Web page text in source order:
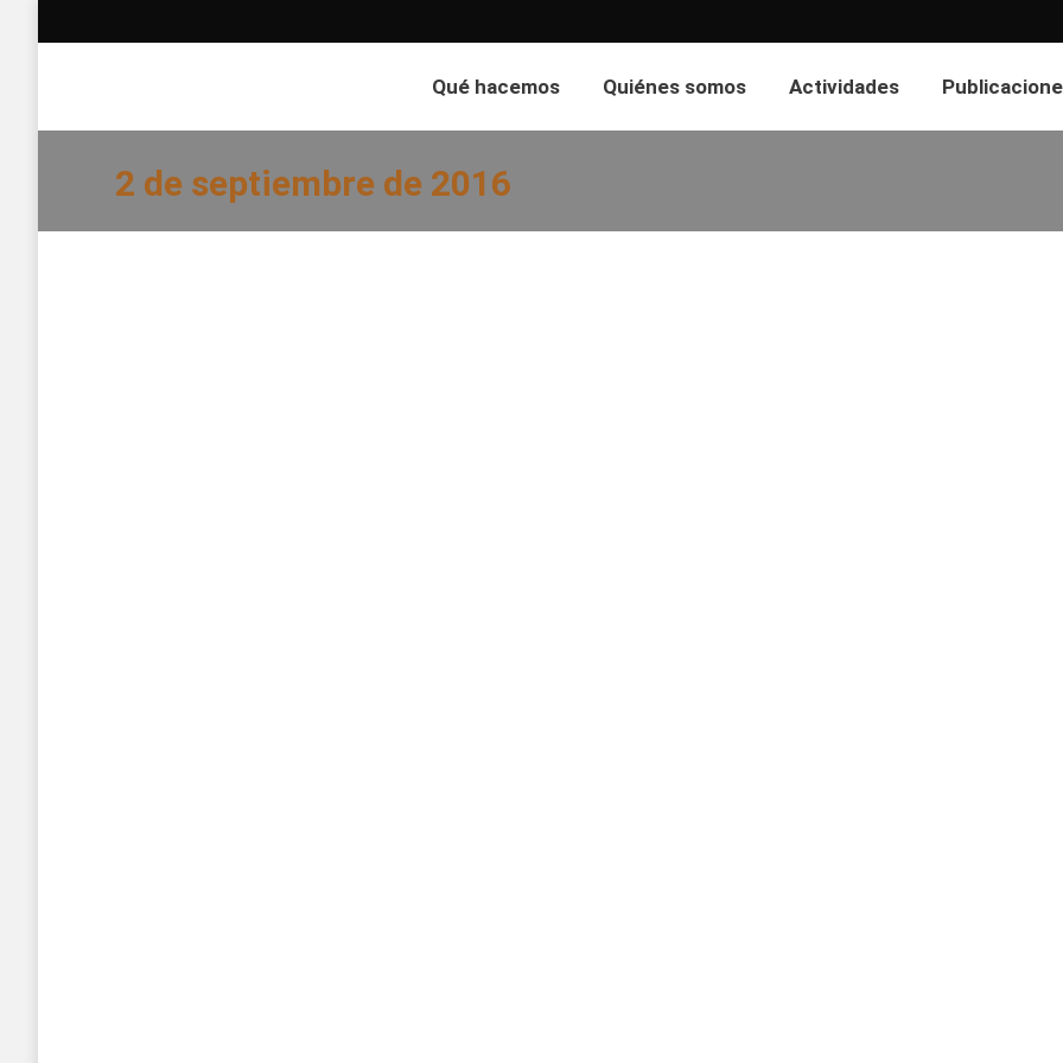
Qué hacemos Quiénes somos Actividades
2 de septiembre de 2016